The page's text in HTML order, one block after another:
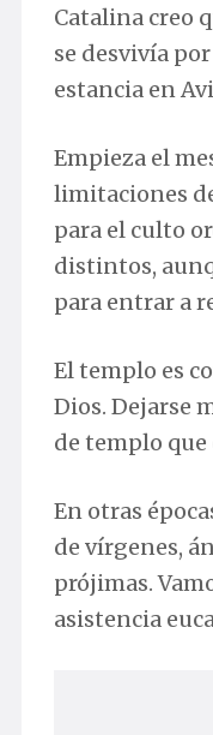
Catalina creo
se desvivía
estancia en
Empieza el
limitaciones
para el culto
distintos,
para entrar a
El templo es
Dios. Dejarse
de templo
En otras
de vírgenes,
prójimas.
asistencia